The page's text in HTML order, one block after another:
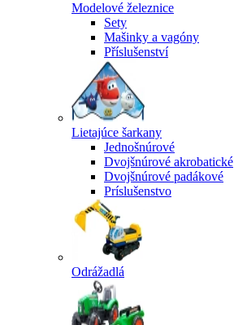
Modelové železnice
Sety
Mašinky a vagóny
Příslušenství
Lietajúce šarkany
Jednošnúrové
Dvojšnúrové akrobatické
Dvojšnúrové padákové
Príslušenstvo
Odrážadlá